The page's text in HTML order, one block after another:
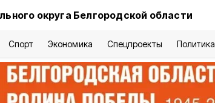
округа Белгородской области
Спорт Экономика Спецпроекты Политика